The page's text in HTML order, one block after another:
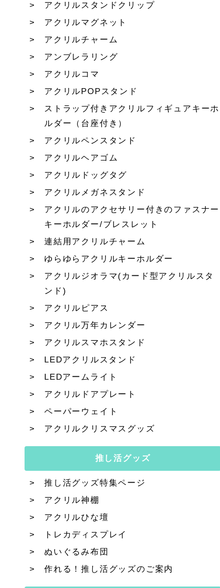
アクリルスタンドクリップ
アクリルマグネット
アクリルチャーム
アンブレラリング
アクリルコマ
アクリルPOPスタンド
ストラップ付きアクリルフィギュアキーホ
ルダー（台座付き）
アクリルペンスタンド
アクリルヘアゴム
アクリルドッグタグ
アクリルメガネスタンド
アクリルのアクセサリー付きのファスナー
キーホルダー/ブレスレット
連結用アクリルチャーム
ゆらゆらアクリルキーホルダー
アクリルジオラマ(カード型アクリルスタ
ンド)
アクリルピアス
アクリル万年カレンダー
アクリルスマホスタンド
LEDアクリルスタンド
LEDアームライト
アクリルドアプレート
ペーパーウェイト
アクリルクリスマスグッズ
推し活グッズ
推し活グッズ特集ページ
アクリル神棚
アクリルひな壇
トレカディスプレイ
ぬいぐるみ布団
作れる！推し活グッズのご案内